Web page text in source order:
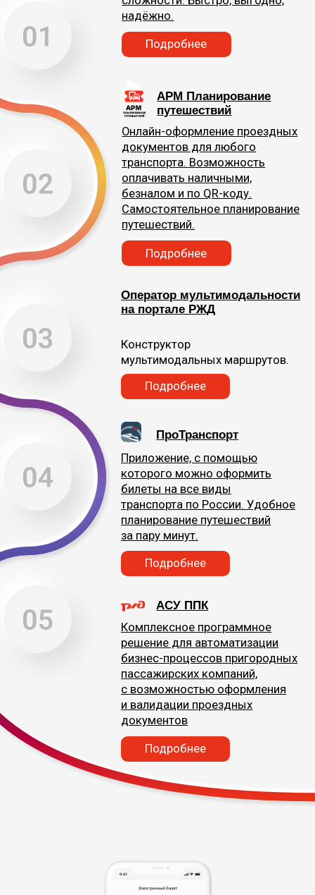
АСУ ППК
Комплексное программное
решение для автоматизации
бизнес-процессов пригородных
и валидации проездных
документов
Подробнее
Приложение
ПроТранспорт+
Пилотный проект по оформлению проездных
билетов на поезда пригородного сообщения
с использованием бесконтактной технологии
bluetooth-маячков на всем пути следования
Смотреть видео о проекте
с применением новой
технологии
>24 000
3
города используют новую
технологию: Нижний
Новгород, Казань
и Калининград
реализован проектный офис
по развитию цифровых
пассажирских сервисов холдинга